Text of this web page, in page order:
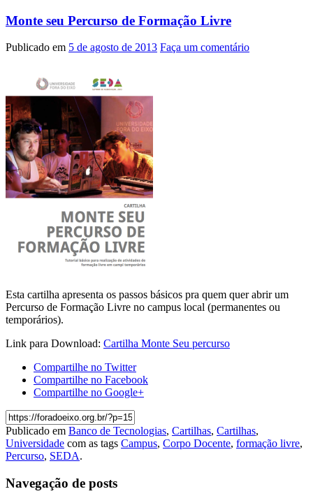
Monte seu Percurso de Formação Livre
Publicado em 5 de agosto de 2013 Faça um comentário
Esta cartilha apresenta os passos básicos pra quem quer abrir um
Percurso de Formação Livre no campus local (permanentes ou
temporários).
Link para Download: Cartilha Monte Seu percurso
Compartilhe no Twitter
Compartilhe no Facebook
Compartilhe no Google+
Publicado em Banco de Tecnologias, Cartilhas, Cartilhas,
Universidade com as tags Campus, Corpo Docente, formação livre,
Percurso, SEDA.
Navegação de posts